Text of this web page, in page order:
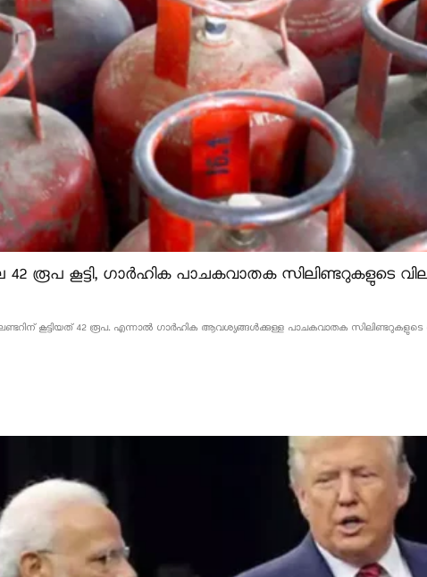
രൂപ കൂട്ടി, ഗാർഹിക പാചകവാതക സിലിണ്ടറുകളുടെ
കൂട്ടിയത് 42 രൂപ. എന്നാൽ ഗാർഹിക ആവശ്യങ്ങൾക്കുള്ള പാചകവാതക സിലിണ്ടറുകളുടെ